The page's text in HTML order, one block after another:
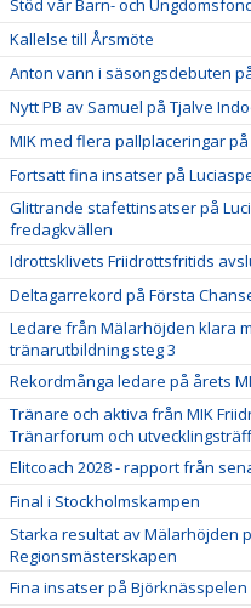
Kallelse till Årsmöte
Anton vann i säsongsdebuten
Nytt PB av Samuel på Tjalve
MIK med flera pallplaceringar
Fortsatt fina insatser på
Glittrande stafettinsatser på
fredagkvällen
Idrottsklivets Friidrottsfritids
Deltagarrekord på Första
Ledare från Mälarhöjden klara
tränarutbildning steg 3
Rekordmånga ledare på årets
Tränare och aktiva från MIK
Tränarforum och utvecklingsträff
Elitcoach 2028 - rapport från
Final i Stockholmskampen
Starka resultat av Mälarhöjden
Regionsmästerskapen
Fina insatser på Björknässpelen